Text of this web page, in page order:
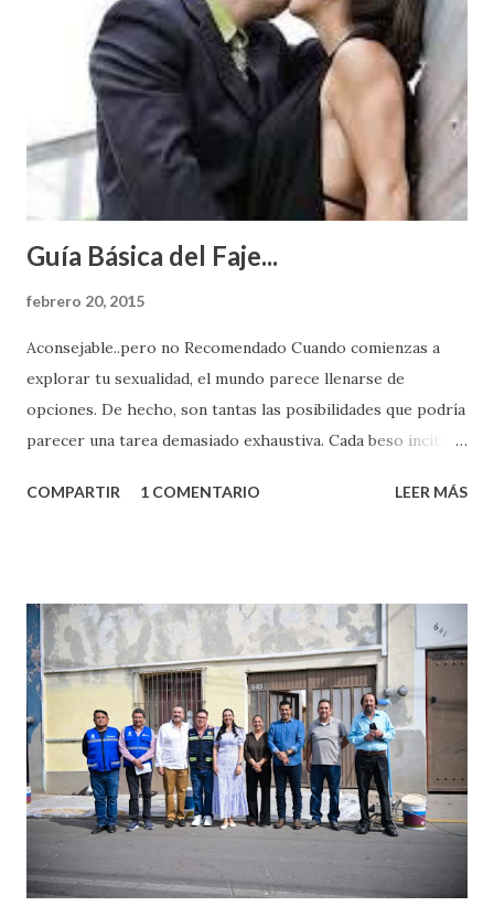
Guía Básica del Faje...
febrero 20, 2015
Aconsejable..pero no Recomendado Cuando comienzas a
explorar tu sexualidad, el mundo parece llenarse de
opciones. De hecho, son tantas las posibilidades que podría
parecer una tarea demasiado exhaustiva. Cada beso incita
partes de ti que jamás hubieras imaginado. El problema es
conoces ni la mitad de lo que deberías saber. Pero incluso
quienes ya han tenido relaciones sexuales no son expertos
o expertas en el tema. Siempre hay algo nuevo que
aprender y nuevas experiencias que conocer. Si eres una
chica y aún no has tenido relaciones sexuales, tal vez
pienses que el sexo será increíble y no puedas esperar para
experimentarlo, pero como cualquier persona con
experiencia te dirá, siempre es mejor cuando ambas partes
son suficientemen...
COMPARTIR 1 COMENTARIO LEER MÁS